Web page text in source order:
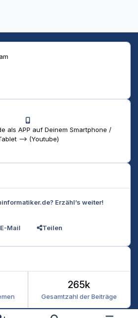
als APP auf Deinem Smartphone /
--> (Youtube)
Erzähl’s weiter!
E-Mail Teilen
Gesamtzahl der Beiträge
265k